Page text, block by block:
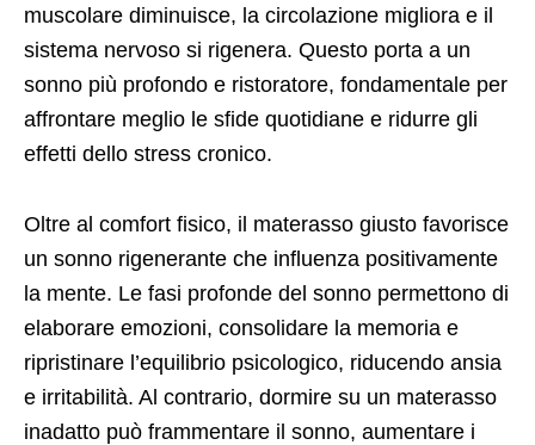
muscolare diminuisce, la circolazione migliora e il
sistema nervoso si rigenera. Questo porta a un
sonno più profondo e ristoratore, fondamentale per
affrontare meglio le sfide quotidiane e ridurre gli
effetti dello stress cronico.
Oltre al comfort fisico, il materasso giusto favorisce
un sonno rigenerante che influenza positivamente
la mente. Le fasi profonde del sonno permettono di
elaborare emozioni, consolidare la memoria e
ripristinare l’equilibrio psicologico, riducendo ansia
e irritabilità. Al contrario, dormire su un materasso
inadatto può frammentare il sonno, aumentare i